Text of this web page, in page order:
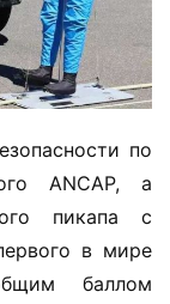
по
ANCAP, а
пикапа с
в мире
баллом